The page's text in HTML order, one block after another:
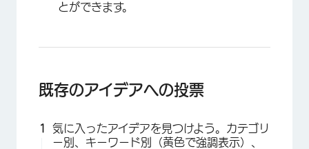
とができます。
既存のアイデアへの投票
気に入ったアイデアを見つけよう。カテゴリ
ー別、キーワード別（黄色で強調表示）、